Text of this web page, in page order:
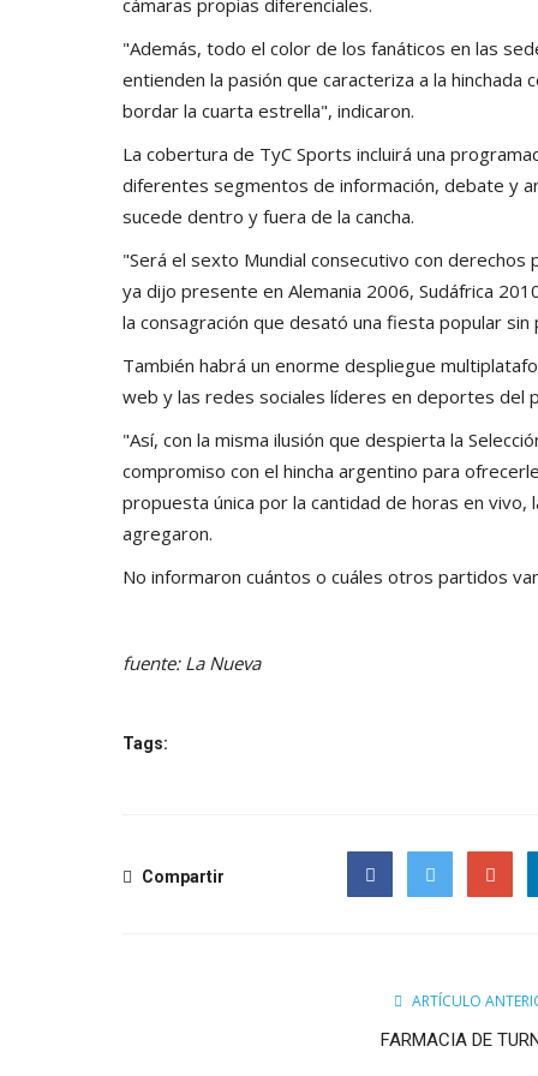
"Además, todo el color de los fanáticos en las
entienden la pasión que caracteriza a la
bordar la cuarta estrella", indicaron.
La cobertura de TyC Sports incluirá una
diferentes segmentos de información, debate y
sucede dentro y fuera de la cancha.
"Será el sexto Mundial consecutivo con
ya dijo presente en Alemania 2006, Sudáfrica
la consagración que desató una fiesta popular
También habrá un enorme despliegue
web y las redes sociales líderes en deportes del
"Así, con la misma ilusión que despierta la
compromiso con el hincha argentino para
propuesta única por la cantidad de horas en
agregaron.
No informaron cuántos o cuáles otros partidos
fuente: La Nueva
Tags:
Compartir
ARTÍCULO
FARMACIA DE